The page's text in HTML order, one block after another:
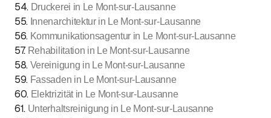
54. Druckerei in Le Mont-sur-Lausanne
55. Innenarchitektur in Le Mont-sur-Lausanne
56. Kommunikationsagentur in Le Mont-sur-Lausanne
57. Rehabilitation in Le Mont-sur-Lausanne
58. Vereinigung in Le Mont-sur-Lausanne
59. Fassaden in Le Mont-sur-Lausanne
60. Elektrizität in Le Mont-sur-Lausanne
61. Unterhaltsreinigung in Le Mont-sur-Lausanne